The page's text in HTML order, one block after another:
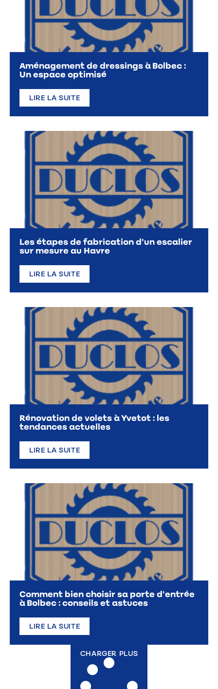
Aménagement de dressings à Bolbec :
Un espace optimisé
LIRE LA SUITE
Les étapes de fabrication d’un escalier
sur mesure au Havre
LIRE LA SUITE
Rénovation de volets à Yvetot : les
tendances actuelles
LIRE LA SUITE
Comment bien choisir sa porte d’entrée
à Bolbec : conseils et astuces
LIRE LA SUITE
CHARGER PLUS